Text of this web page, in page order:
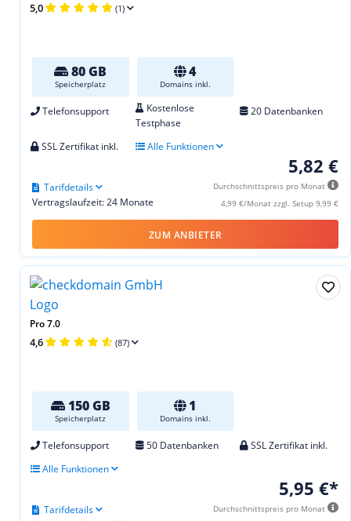
5,0 (1)
80 GB
Speicherplatz
4
Domains inkl.
Telefonsupport
Kostenlose
Testphase
20 Datenbanken
SSL Zertifikat inkl. Alle Funktionen
5,82 €
Durchschnittspreis pro Monat
4,99 €/Monat zzgl. Setup 9,99 €
Vertragslaufzeit: 24 Monate
Tarifdetails
ZUM ANBIETER
Pro 7.0
4,6 (87)
150 GB
Speicherplatz
1
Domains inkl.
Telefonsupport 50 Datenbanken
SSL Zertifikat inkl.
Alle Funktionen
5,95 €*
Durchschnittspreis pro Monat
Tarifdetails